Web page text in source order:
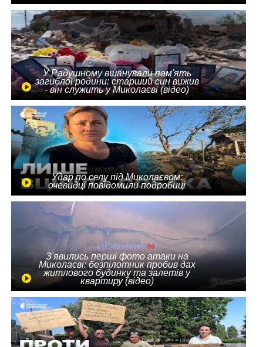
У Радушному вшанували пам'ять
загиблої родини: старший син вижив
- він служить у Миколаєві (відео)
Удар по селу під Миколаєвом:
очевидці повідомили подробиці
З'явились перші фото атаки на
Миколаєві: безпілотник пробив дах
житлового будинку та залетів у
квартиру (відео)